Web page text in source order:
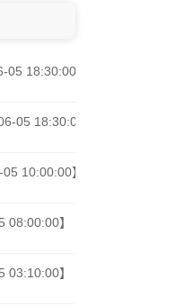
05 18:30:00】
05 18:30:00】
10:00:00】
08:00:00】
03:10:00】